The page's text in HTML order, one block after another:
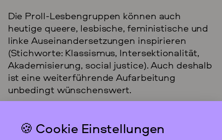
Die Proll-Lesbengruppen können auch
heutige queere, lesbische, feministische und
linke Auseinandersetzungen inspirieren
(Stichworte: Klassismus, Intersektionalität,
Akademisierung, social justice). Auch deshalb
ist eine weiterführende Aufarbeitung
unbedingt wünschenswert.
Das feministische
🍪 Cookie Einstellungen